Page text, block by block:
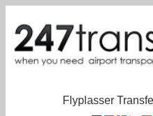
Flyplasser